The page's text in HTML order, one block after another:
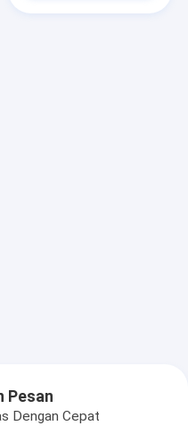
Pesan
Dengan Cepat